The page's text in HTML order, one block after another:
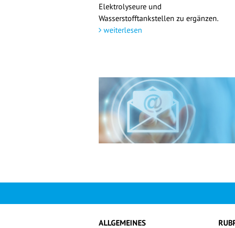
Elektrolyseure und
Wasserstofftankstellen zu ergänzen.
weiterlesen
ALLGEMEINES